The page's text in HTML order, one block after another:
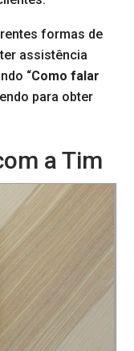
formas de
assistência
“Como falar
para obter
a Tim